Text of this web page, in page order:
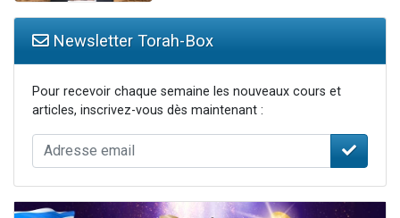
Newsletter Torah-Box
Pour recevoir chaque semaine les nouveaux cours et
articles, inscrivez-vous dès maintenant :